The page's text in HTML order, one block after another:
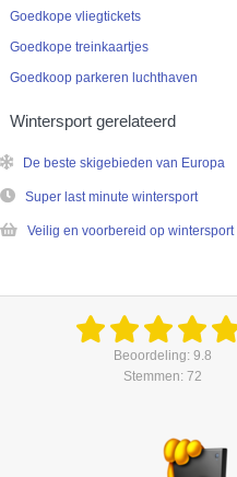
Goedkope vliegtickets
Goedkope treinkaartjes
Goedkoop parkeren luchthaven
Wintersport gerelateerd
De beste skigebieden van Europa
Super last minute wintersport
Veilig en voorbereid op wintersport
Beoordeling: 9.8
Stemmen: 72